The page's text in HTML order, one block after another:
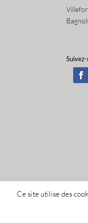
Ce site utilise des